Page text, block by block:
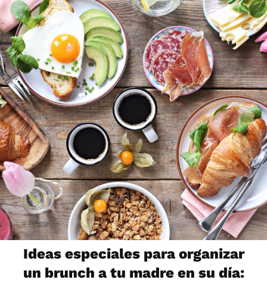
Ideas especiales para organizar
un brunch a tu madre en su día: